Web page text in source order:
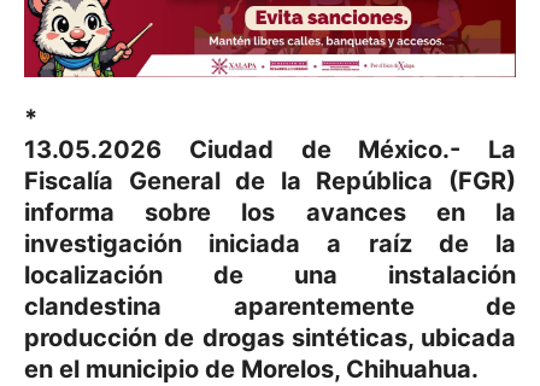
*
13.05.2026 Ciudad de México.- La
Fiscalía General de la República (FGR)
informa sobre los avances en la
investigación iniciada a raíz de la
localización de una instalación
clandestina aparentemente de
producción de drogas sintéticas, ubicada
en el municipio de Morelos, Chihuahua.